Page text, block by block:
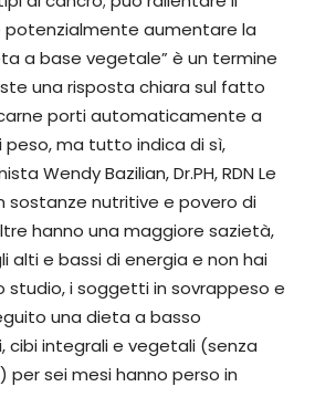
potenzialmente aumentare la
a base vegetale” è un termine
una risposta chiara sul fatto
porti automaticamente a
ma tutto indica di sì,
Wendy Bazilian, Dr.PH, RDN Le
sostanze nutritive e povero di
hanno una maggiore sazietà,
alti e bassi di energia e non hai
studio, i soggetti in sovrappeso e
una dieta a basso
cibi integrali e vegetali (senza
per sei mesi hanno perso in